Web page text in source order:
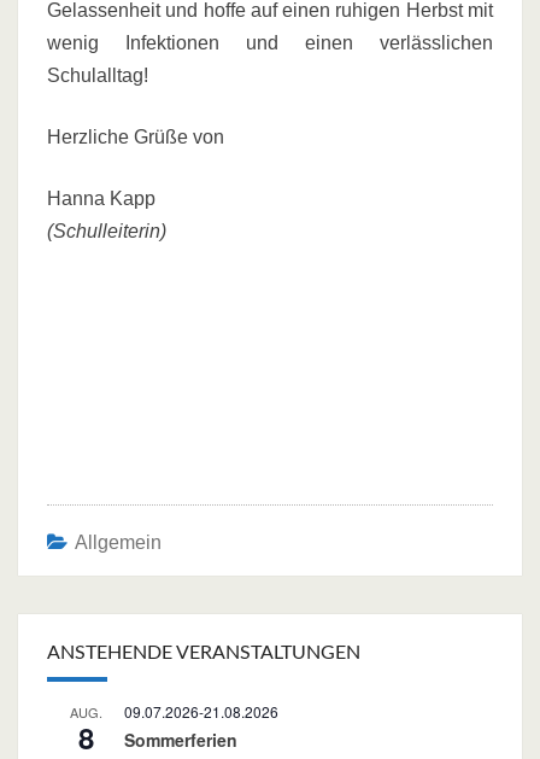
Gelassenheit und hoffe auf einen ruhigen Herbst mit
wenig Infektionen und einen verlässlichen
Schulalltag!
Herzliche Grüße von
Hanna Kapp
(Schulleiterin)
Allgemein
navigation
ANSTEHENDE VERANSTALTUNGEN
AUG.
8
09.07.2026-21.08.2026
Sommerferien